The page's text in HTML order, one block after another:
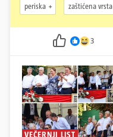
periska zaštićena vrsta
3